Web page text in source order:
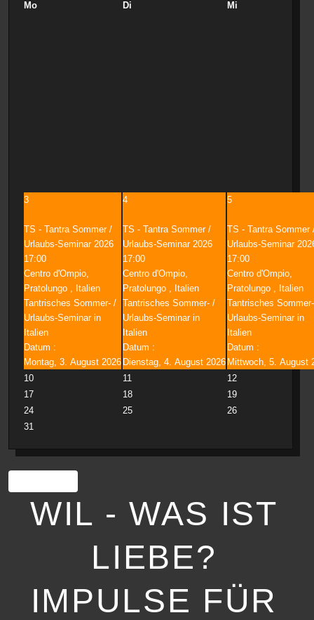
Mo
Di Mi
3
TS - Tantra Sommer /
Urlaubs-Seminar 2026
17:00
Centro d'Ompio,
Pratolungo , Italien
Tantrisches Sommer- /
Urlaubs-Seminar in
Italien
Datum :
Montag, 3. August 2026
4
TS - Tantra Sommer /
Urlaubs-Seminar 2026
17:00
Centro d'Ompio,
Pratolungo , Italien
Tantrisches Sommer- /
Urlaubs-Seminar in
Italien
Datum :
Dienstag, 4. August 2026
5
TS - Tantra Sommer
Urlaubs-Seminar
17:00
Centro d'Ompio,
Pratolungo , Italien
Tantrisches
Urlaubs-Seminar in
Italien
Datum :
Mittwoch, 5. August
10
11
12
17
18
19
24
25
26
31
WIL - WAS IST
LIEBE?
IMPULSE FÜR